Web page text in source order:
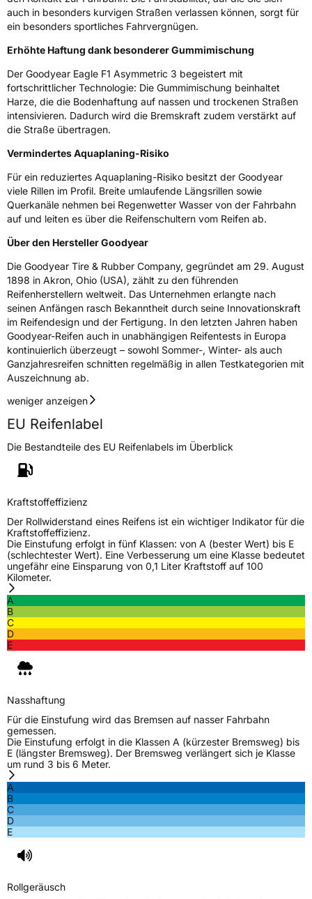
EPREL ID1641212
Allgemeine Produktsicherheit (GPSR)
Herstellerkontakt
Goodyear S.A. Innovation Center Avenue
Gordon Smith 7750 Colmar-Berg Luxemburg,
www.goodyear.eu
auch in besonders kurvigen Straßen verlassen können, sorgt für
ein besonders sportliches Fahrvergnügen.
Erhöhte Haftung dank besonderer Gummimischung
Der Goodyear Eagle F1 Asymmetric 3 begeistert mit
fortschrittlicher Technologie: Die Gummimischung beinhaltet
Harze, die die Bodenhaftung auf nassen und trockenen Straßen
intensivieren. Dadurch wird die Bremskraft zudem verstärkt auf
die Straße übertragen.
Vermindertes Aquaplaning-Risiko
Für ein reduziertes Aquaplaning-Risiko besitzt der Goodyear
viele Rillen im Profil. Breite umlaufende Längsrillen sowie
Querkanäle nehmen bei Regenwetter Wasser von der Fahrbahn
auf und leiten es über die Reifenschultern vom Reifen ab.
Über den Hersteller Goodyear
Die Goodyear Tire & Rubber Company, gegründet am 29. August
1898 in Akron, Ohio (USA), zählt zu den führenden
Reifenherstellern weltweit. Das Unternehmen erlangte nach
seinen Anfängen rasch Bekanntheit durch seine Innovationskraft
im Reifendesign und der Fertigung. In den letzten Jahren haben
Goodyear-Reifen auch in unabhängigen Reifentests in Europa
kontinuierlich überzeugt – sowohl Sommer-, Winter- als auch
Ganzjahresreifen schnitten regelmäßig in allen Testkategorien mit
Auszeichnung ab.
weniger anzeigen
EU Reifenlabel
Die Bestandteile des EU Reifenlabels im Überblick
Kraftstoffeffizienz
Der Rollwiderstand eines Reifens ist ein wichtiger Indikator für die
Kraftstoffeffizienz.
Die Einstufung erfolgt in fünf Klassen: von A (bester Wert) bis E
(schlechtester Wert). Eine Verbesserung um eine Klasse bedeutet
ungefähr eine Einsparung von 0,1 Liter Kraftstoff auf 100
Kilometer.
A
B
C
D
E
Nasshaftung
Für die Einstufung wird das Bremsen auf nasser Fahrbahn
gemessen.
Die Einstufung erfolgt in die Klassen A (kürzester Bremsweg) bis
E (längster Bremsweg). Der Bremsweg verlängert sich je Klasse
um rund 3 bis 6 Meter.
A
B
C
D
E
Rollgeräusch